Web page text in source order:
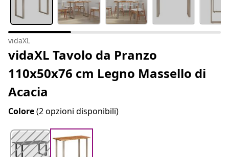
vidaXL
vidaXL Tavolo da Pranzo
110x50x76 cm Legno Massello di
Acacia
Colore(2 opzioni disponibili)